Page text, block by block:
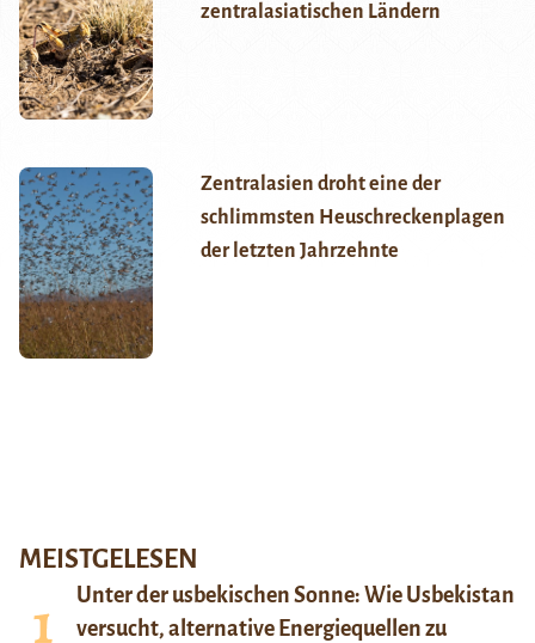
zentralasiatischen Ländern
Zentralasien droht eine der
schlimmsten Heuschreckenplagen
der letzten Jahrzehnte
MEISTGELESEN
Unter der usbekischen Sonne: Wie Usbekistan
versucht, alternative Energiequellen zu